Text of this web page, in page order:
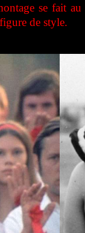
se fait
de style.